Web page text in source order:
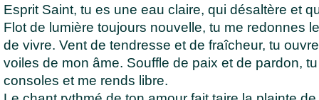
Esprit Saint, tu es une eau claire, qui désaltère et
Flot de lumière toujours nouvelle, tu me redonnes
de vivre. Vent de tendresse et de fraîcheur, tu
voiles de mon âme. Souffle de paix et de pardon,
consoles et me rends libre.